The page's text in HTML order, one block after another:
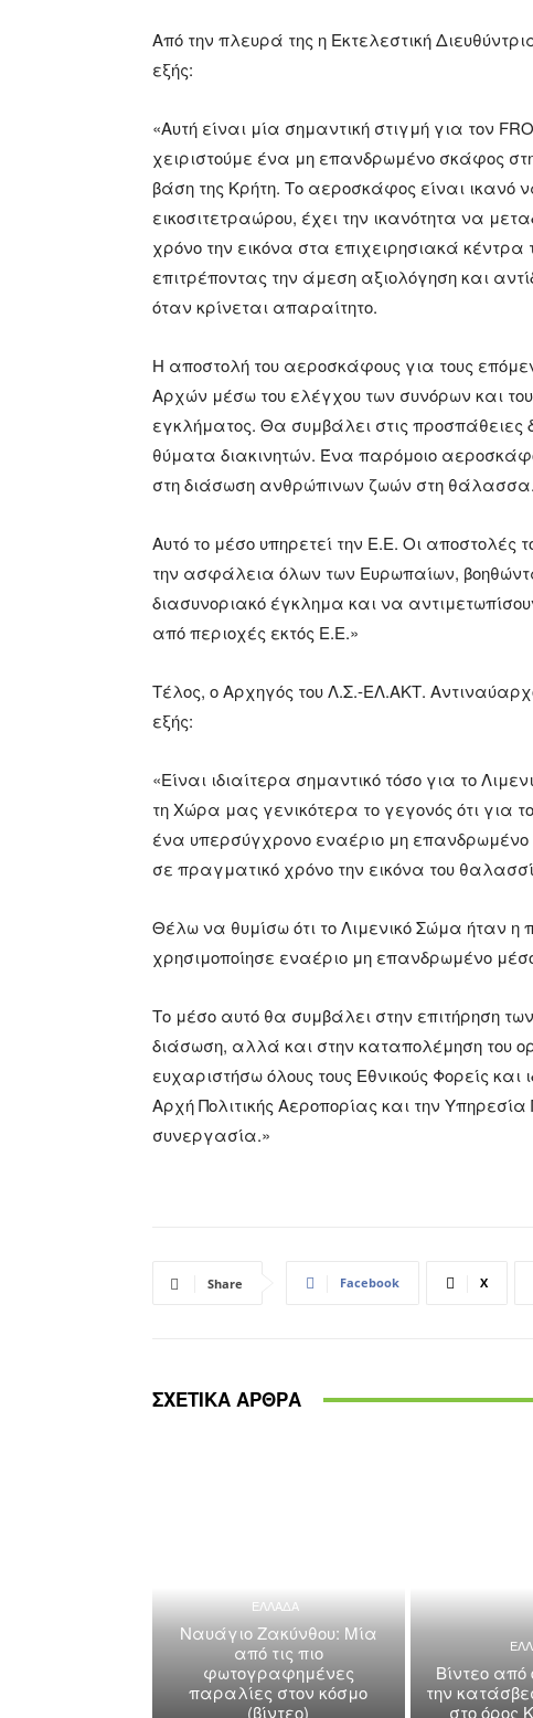
Από την πλευρά της η Εκτελεστική
εξής:
«Αυτή είναι μία σημαντική στιγμή για τον
χειριστούμε ένα μη επανδρωμένο σκάφος
βάση της Κρήτη. Το αεροσκάφος είναι ικανό
εικοσιτετραώρου, έχει την ικανότητα να
χρόνο την εικόνα στα επιχειρησιακά κέντρα
επιτρέποντας την άμεση αξιολόγηση και
όταν κρίνεται απαραίτητο.
Η αποστολή του αεροσκάφους για τους
Αρχών μέσω του ελέγχου των συνόρων και
εγκλήματος. Θα συμβάλει στις προσπάθειες
θύματα διακινητών. Ένα παρόμοιο
στη διάσωση ανθρώπινων ζωών στη θάλασσα.
Αυτό το μέσο υπηρετεί την Ε.Ε. Οι αποστολές
την ασφάλεια όλων των Ευρωπαίων,
διασυνοριακό έγκλημα και να
από περιοχές εκτός Ε.Ε.»
Τέλος, ο Αρχηγός του Λ.Σ.-ΕΛ.ΑΚΤ.
εξής:
«Είναι ιδιαίτερα σημαντικό τόσο για το
τη Χώρα μας γενικότερα το γεγονός ότι για
ένα υπερσύγχρονο εναέριο μη επανδρωμένο
σε πραγματικό χρόνο την εικόνα του
Θέλω να θυμίσω ότι το Λιμενικό Σώμα ήταν
χρησιμοποίησε εναέριο μη επανδρωμένο
Το μέσο αυτό θα συμβάλει στην επιτήρηση
διάσωση, αλλά και στην καταπολέμηση του
ευχαριστήσω όλους τους Εθνικούς Φορείς
Αρχή Πολιτικής Αεροπορίας και την Υπηρεσία
συνεργασία.»
Share Facebook X
ΣΧΕΤΙΚΑ ΑΡΘΡΑ
ΕΛΛΑΔΑ
Ναυάγιο Ζακύνθου: Μία
από τις πιο
φωτογραφημένες
παραλίες στον κόσμο
(βίντεο)
Βίντεο από
την
στο όρος